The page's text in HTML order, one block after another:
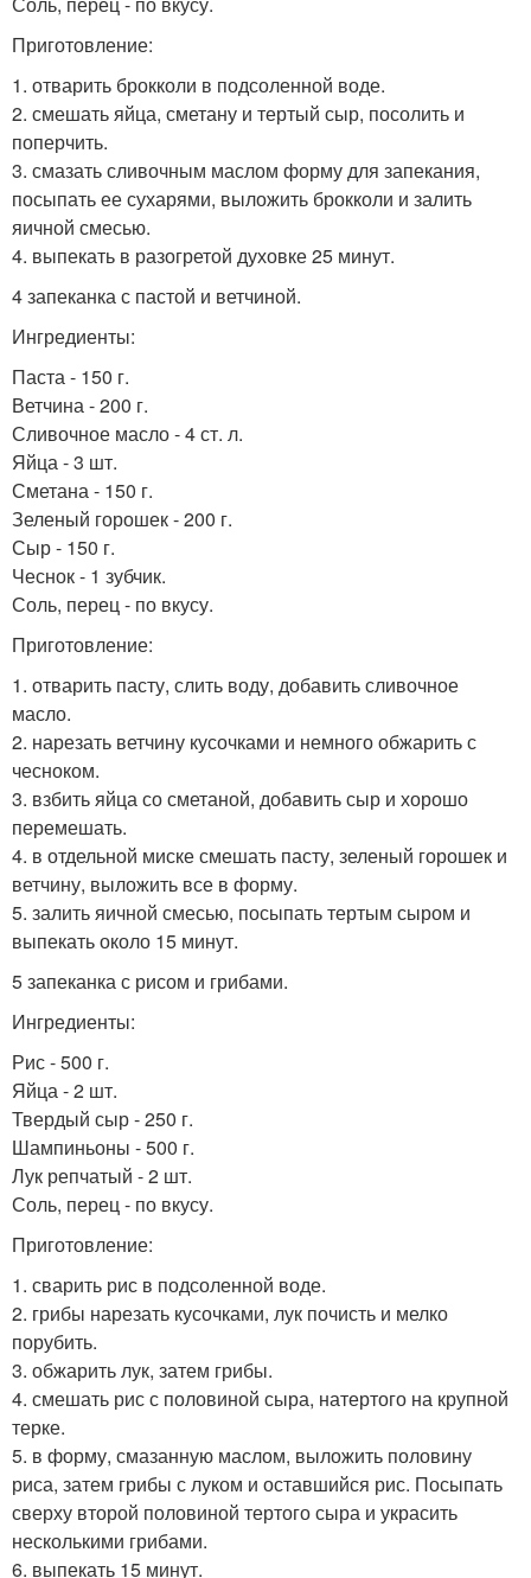
Приготовление:
1. отварить брокколи в подсоленной воде.
2. смешать яйца, сметану и тертый сыр, посолить и
поперчить.
3. смазать сливочным маслом форму для запекания,
посыпать ее сухарями, выложить брокколи и залить
яичной смесью.
4. выпекать в разогретой духовке 25 минут.
4 запеканка с пастой и ветчиной.
Ингредиенты:
Паста - 150 г.
Ветчина - 200 г.
Сливочное масло - 4 ст. л.
Яйца - 3 шт.
Сметана - 150 г.
Зеленый горошек - 200 г.
Сыр - 150 г.
Чеснок - 1 зубчик.
Соль, перец - по вкусу.
Приготовление:
1. отварить пасту, слить воду, добавить сливочное
масло.
2. нарезать ветчину кусочками и немного обжарить с
чесноком.
3. взбить яйца со сметаной, добавить сыр и хорошо
перемешать.
4. в отдельной миске смешать пасту, зеленый горошек и
ветчину, выложить все в форму.
5. залить яичной смесью, посыпать тертым сыром и
выпекать около 15 минут.
5 запеканка с рисом и грибами.
Ингредиенты:
Рис - 500 г.
Яйца - 2 шт.
Твердый сыр - 250 г.
Шампиньоны - 500 г.
Лук репчатый - 2 шт.
Соль, перец - по вкусу.
Приготовление:
1. сварить рис в подсоленной воде.
2. грибы нарезать кусочками, лук почисть и мелко
порубить.
3. обжарить лук, затем грибы.
4. смешать рис с половиной сыра, натертого на крупной
терке.
5. в форму, смазанную маслом, выложить половину
риса, затем грибы с луком и оставшийся рис. Посыпать
сверху второй половиной тертого сыра и украсить
несколькими грибами.
6. выпекать 15 минут.